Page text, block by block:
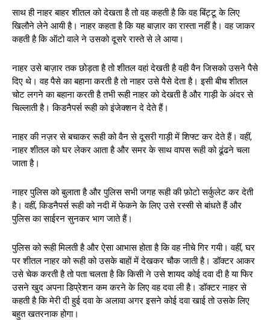
साथ ही नाहर बाहर शीतल को देखता है तो वह कहती है कि वह बिंट्टू के लिए
खिलौने लेने आयी है। नाहर कहता है कि यह बाज़ार का रास्ता नहीं है। वह जाकर
कहती है कि ऑटो वाले ने उसको दूसरे रास्ते से ले आया।
नाहर उसे बाज़ार तक छोड़ता है तो शीतल वहां देखती है वही वैन जिसको उसने पैसे
दिए थे। वह पैसे का बहाना करती है तो नाहर उसे पैसे देता है। इसी बीच शीतल
चोट लगने का बहाना करती है तभी रूही नाहर को देखती है और गाड़ी के अंदर से
चिल्लाती है। किडनैपर्स रूही को इंजेक्शन दे देते हैं।
नाहर की नज़र से बचाकर रूही को वैन से दूसरी गाड़ी में शिफ्ट कर देते हैं। वहीं,
नाहर शीतल को घर लेकर आता है और समर के साथ वापस रूही को ढूंढने चला
जाता है।
नाहर पुलिस को बुलाता है और पुलिस सभी जगह रूही की फ़ोटो सर्कुलेट कर देती
है। वहीं, किडनैपर्स रूही को नदी में फेकने के लिए उसे रस्सी से बांधते हैं और
पुलिस का साईरन सुनकर भाग जाते हैं।
पुलिस को रूही मिलती है और ऐसा आभास होता है कि वह नीचे गिर गयी। वहीं, घर
पर शीतल नाहर को रूही को उसके बाहों में देखकर चौक जाती है। डॉक्टर आकर
उसे चेक करती है तो पता चलता है कि किसी ने उसे शायद कोई दवा दी है या फिर
उसने खुद अपना डिप्रेशन कम करने के लिए वह दवा ली है। डॉक्टर नाहर से
कहती है कि मेरी दी हुई दवा के अलावा अगर इसने कोई दवा खाई तो उसके लिए
बहुत खतरनाक होगा।